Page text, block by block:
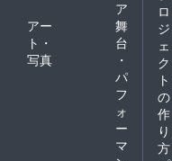
ア
アー
ト・
写真
舞
台
・
パ
フ
ォ
ー
マ
ロ
ジ
ェ
ク
ト
の
作
り
方